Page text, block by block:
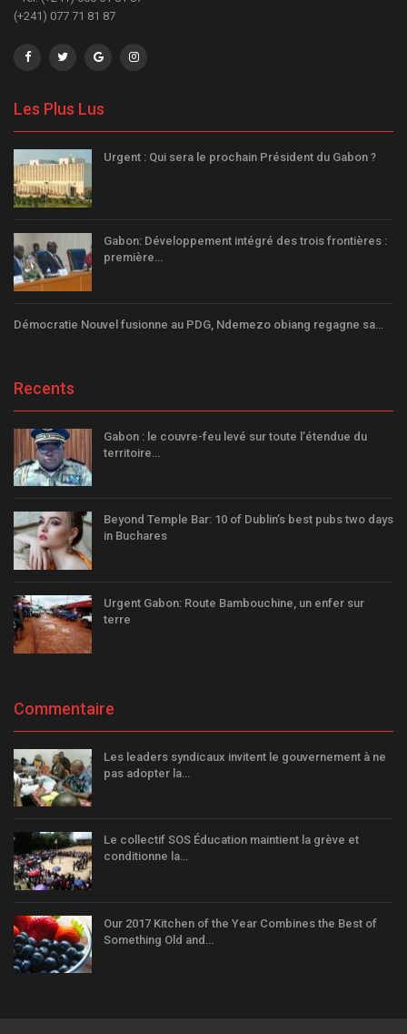
(+241) 077 71 81 87
Les Plus Lus
Urgent : Qui sera le prochain Président du Gabon ?
Gabon: Développement intégré des trois frontières :
première…
Démocratie Nouvel fusionne au PDG, Ndemezo obiang regagne sa…
Recents
Gabon : le couvre-feu levé sur toute l’étendue du
territoire…
Beyond Temple Bar: 10 of Dublin’s best pubs two days
in Buchares
Urgent Gabon: Route Bambouchine, un enfer sur
terre
Commentaire
Les leaders syndicaux invitent le gouvernement à ne
pas adopter la…
Le collectif SOS Éducation maintient la grève et
conditionne la…
Our 2017 Kitchen of the Year Combines the Best of
Something Old and…